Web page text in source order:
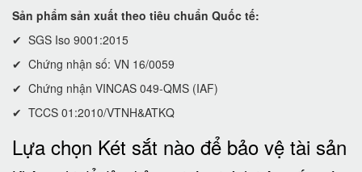
Sản phẩm sản xuất theo tiêu chuẩn Quốc tế:
✔ SGS Iso 9001:2015
✔ Chứng nhận số: VN 16/0059
✔ Chứng nhận VINCAS 049-QMS (IAF)
✔ TCCS 01:2010/VTNH&ATKQ
Lựa chọn Két sắt nào để bảo vệ tài sản